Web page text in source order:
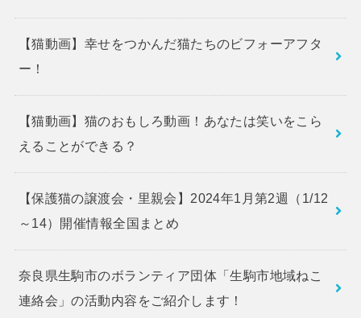
【猫動画】幸せをつかんだ猫たちのビフォーアフタ
ー！
【猫動画】猫のおもしろ動画！あなたは笑いをこら
えることができる？
【保護猫の譲渡会・里親会】2024年1月第2週（1/12
～14）開催情報全国まとめ
奈良県生駒市のボランティア団体「生駒市地域ねこ
連絡会」の活動内容をご紹介します！